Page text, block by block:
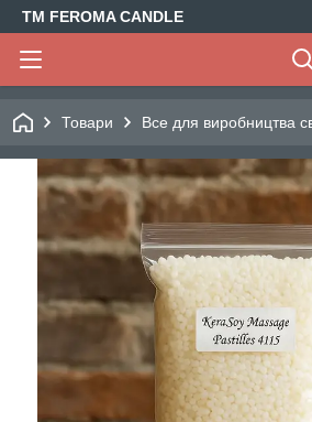
TM FEROMA CANDLE
Товари Все для виробництва